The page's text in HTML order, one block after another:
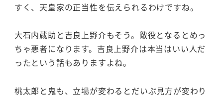
すく、天皇家の正当性を伝えられるわけですね。
大石内蔵助と吉良上野介もそう。敵役となるとめっ
ちゃ悪者になります。吉良上野介は本当はいい人だ
ったという話もありますよね。
桃太郎と鬼も、立場が変わるとだいぶ見方が変わり